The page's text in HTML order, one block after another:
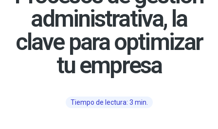
administrativa, la
clave para optimizar
tu empresa
Tiempo de lectura: 3 min.